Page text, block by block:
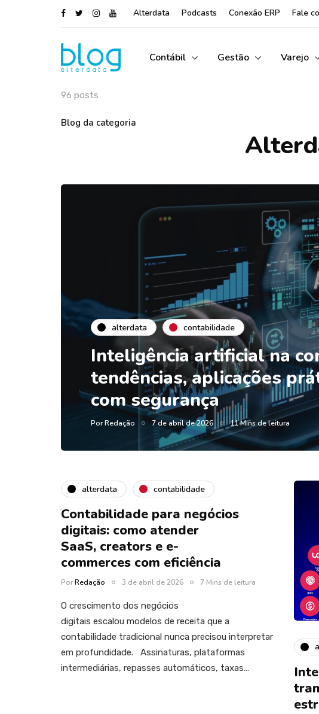
Alterdata Podcasts Conexão ERP Fale
Contábil Gestão Varejo
96 posts
Blog da categoria
alterdata contabilidade
Inteligência artificial na
tendências, aplicações
com segurança
PorRedação 7 de abril de 2026 11 Mins de leitura
alterdata contabilidade
Contabilidade para negócios
digitais: como atender
SaaS, creators e e-
commerces com eficiência
PorRedação 3 de abril de 2026 7 Mins de leitura
O crescimento dos negócios
digitais escalou modelos de receita que a
contabilidade tradicional nunca precisou interpretar
em profundidade. Assinaturas, plataformas
intermediárias, repasses automáticos, taxas…